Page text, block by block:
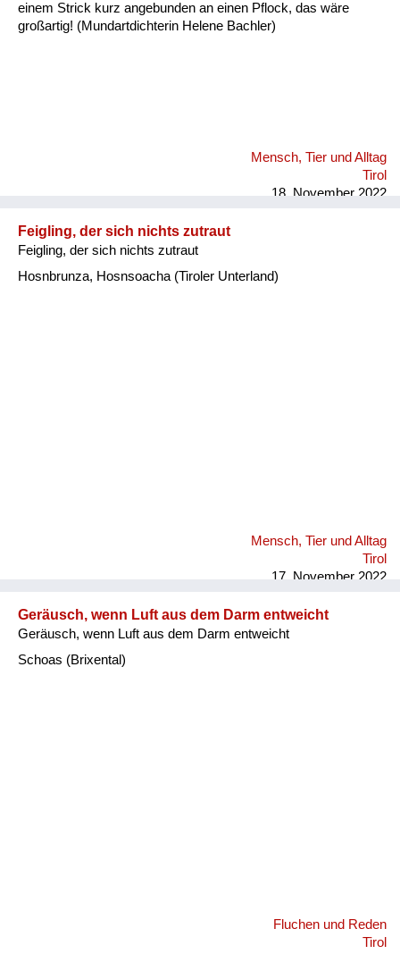
einem Strick kurz angebunden an einen Pflock, das wäre
großartig! (Mundartdichterin Helene Bachler)
Mensch, Tier und Alltag
Tirol
18. November 2022
Feigling, der sich nichts zutraut
Feigling, der sich nichts zutraut
Hosnbrunza, Hosnsoacha (Tiroler Unterland)
Mensch, Tier und Alltag
Tirol
17. November 2022
Geräusch, wenn Luft aus dem Darm entweicht
Geräusch, wenn Luft aus dem Darm entweicht
Schoas (Brixental)
Fluchen und Reden
Tirol